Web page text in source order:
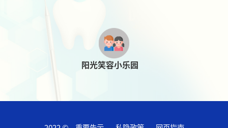
阳光笑容小乐园